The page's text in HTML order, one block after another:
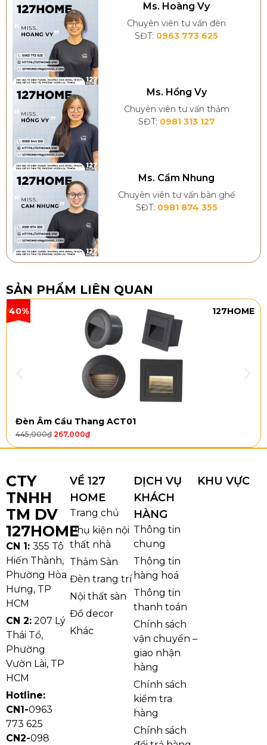
Ms. Hoàng Vy
Chuyên viên tư vấn đèn
SĐT: 0963 773 625
Ms. Hồng Vy
Chuyên viên tư vấn thảm
SĐT: 0981 313 127
Ms. Cẩm Nhung
Chuyên viên tư vấn bàn ghế
SĐT: 0981 874 355
SẢN PHẨM LIÊN QUAN
40% 127HOME
Đèn Âm Cầu Thang ACT01
445,000₫ 267,000₫
CTY
TNHH
TM DV
127HOME
CN 1: 355 Tô
Hiến Thành,
Phường Hòa
Hưng, TP
HCM
CN 2: 207 Lý
Thái Tổ,
Phường
Vườn Lài, TP
HCM
Hotline:
CN1-0963
773 625
CN2-098
VỀ 127
HOME
Trang chủ
Phụ kiện nội
thất nhà
Thảm Sàn
Đèn trang trí
Nội thất sàn
Đồ decor
Khác
DỊCH VỤ
KHÁCH
HÀNG
Thông tin
chung
Thông tin
hàng hoá
Thông tin
thanh toán
Chính sách
vận chuyển –
giao nhận
hàng
Chính sách
kiểm tra
hàng
Chính sách
KHU VỰC